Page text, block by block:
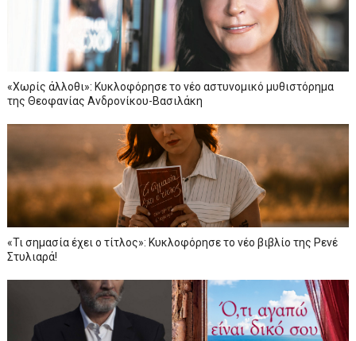
«Xωρίς άλλοθι»: Κυκλοφόρησε το νέο αστυνομικό μυθιστόρημα
της Θεοφανίας Ανδρονίκου-Βασιλάκη
«Τι σημασία έχει ο τίτλος»: Κυκλοφόρησε το νέο βιβλίο της Ρενέ
Στυλιαρά!